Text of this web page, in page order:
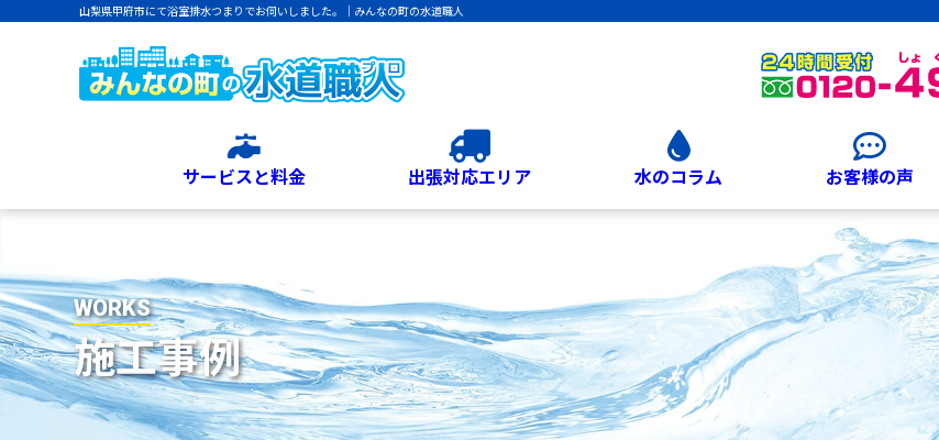
山梨県甲府市にて浴室排水つまりでお伺いしました。｜みんなの町の水道職人
サービスと料金 出張対応エリア 水のコラム お客様の声
WORKS
施工事例